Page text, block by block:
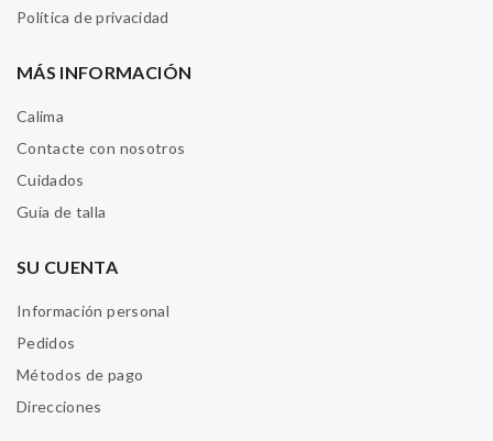
Política de privacidad
MÁS INFORMACIÓN
Calima
Contacte con nosotros
Cuidados
Guía de talla
SU CUENTA
Información personal
Pedidos
Métodos de pago
Direcciones